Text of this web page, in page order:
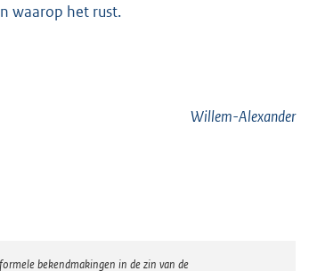
waarop het rust.
Willem-Alexander
bekendmakingen in de zin van de